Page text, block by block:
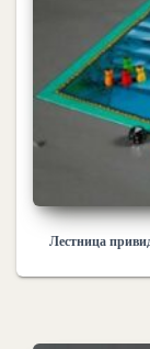
Лестница